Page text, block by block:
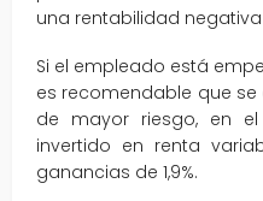
una rentabilidad negativa
Si el empleado está
es recomendable que
de mayor riesgo, en
invertido en renta
ganancias de 1,9%.